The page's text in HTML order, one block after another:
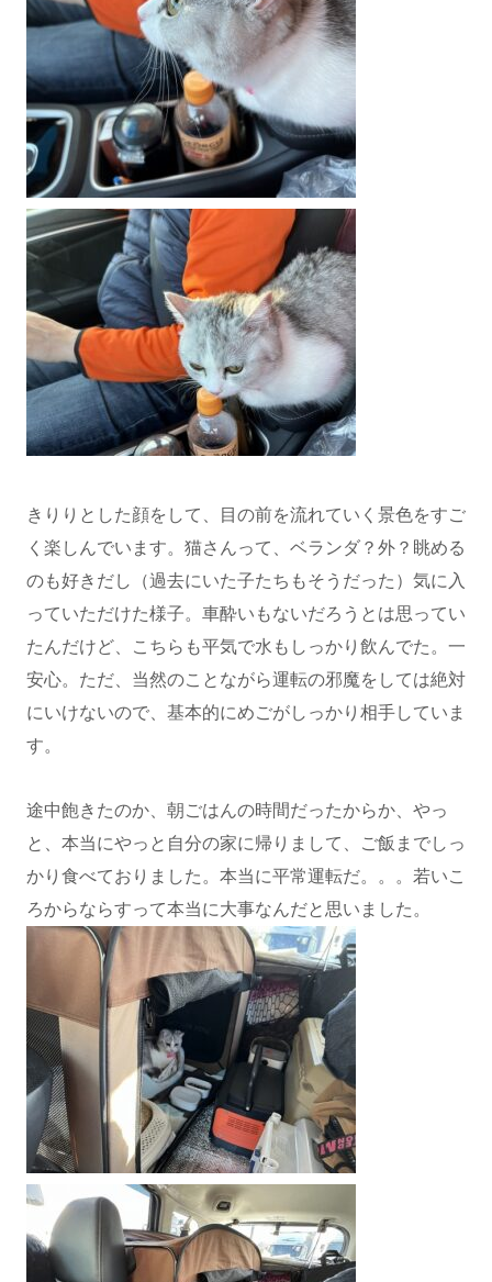
きりりとした顔をして、目の前を流れていく景色をすご
く楽しんでいます。猫さんって、ベランダ？外？眺める
のも好きだし（過去にいた子たちもそうだった）気に入
っていただけた様子。車酔いもないだろうとは思ってい
たんだけど、こちらも平気で水もしっかり飲んでた。一
安心。ただ、当然のことながら運転の邪魔をしては絶対
にいけないので、基本的にめごがしっかり相手していま
す。
途中飽きたのか、朝ごはんの時間だったからか、やっ
と、本当にやっと自分の家に帰りまして、ご飯までしっ
かり食べておりました。本当に平常運転だ。。。若いこ
ろからならすって本当に大事なんだと思いました。